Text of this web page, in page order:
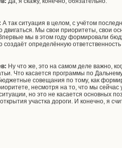
А так ситуация в целом, с учётом
двигаться. Мы свои приоритеты, свои
мы в этом году формировали
создаёт определённую
Ну что же, это на самом деле важно,
Что касается программы по
совещания по тому, как
несмотря на то, что мы
но это не касается основных
участка дороги. И конечно, я